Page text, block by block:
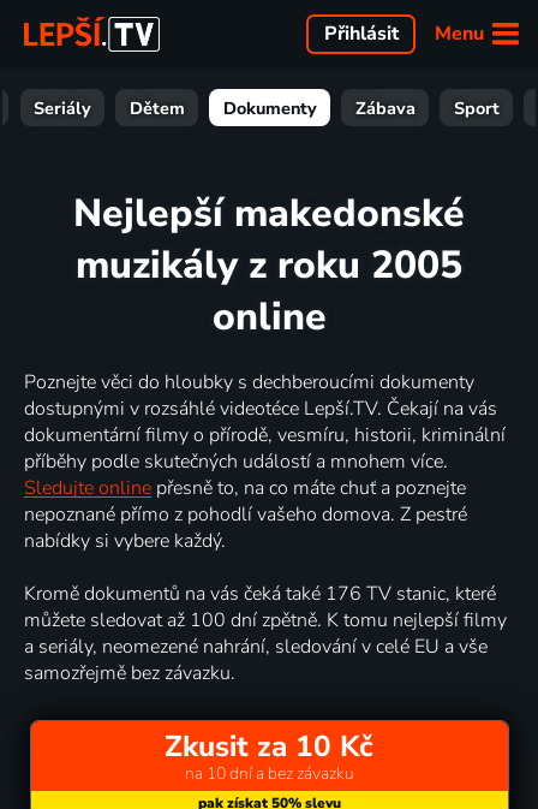
Menu
Přihlásit
Seriály Dětem Dokumenty Zábava Sport
Nejlepší makedonské
muzikály z roku 2005
online
Poznejte věci do hloubky s dechberoucími dokumenty
dostupnými v rozsáhlé videotéce Lepší.TV. Čekají na vás
dokumentární filmy o přírodě, vesmíru, historii, kriminální
příběhy podle skutečných událostí a mnohem více.
Sledujte online přesně to, na co máte chuť a poznejte
nepoznané přímo z pohodlí vašeho domova. Z pestré
nabídky si vybere každý.
Kromě dokumentů na vás čeká také 176 TV stanic, které
můžete sledovat až 100 dní zpětně. K tomu nejlepší filmy
a seriály, neomezené nahrání, sledování v celé EU a vše
samozřejmě bez závazku.
Zkusit za 10 Kč
na 10 dní a bez závazku